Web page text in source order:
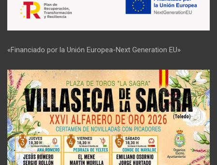
«Financiado por la Unión Europea-Next Generation EU»